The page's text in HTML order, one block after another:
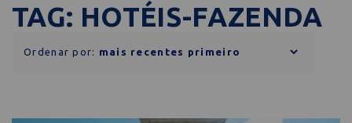
TAG: HOTÉIS-FAZENDA
Ordenar por: